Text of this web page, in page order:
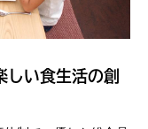
い食生活の創